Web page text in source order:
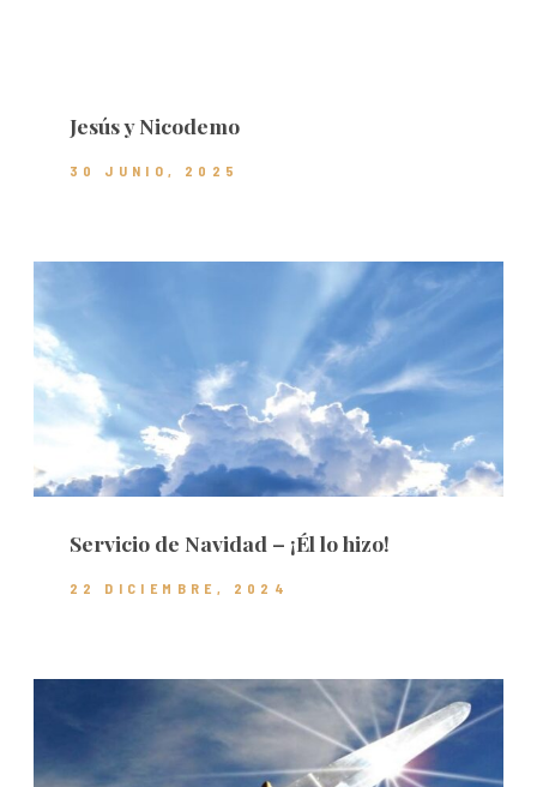
Jesús y Nicodemo
30 JUNIO, 2025
Servicio de Navidad – ¡Él lo hizo!
22 DICIEMBRE, 2024